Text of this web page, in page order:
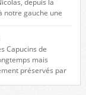
depuis la
notre gauche une
sont ornées de
on peut voir une
Capucins de
mais
préservés par